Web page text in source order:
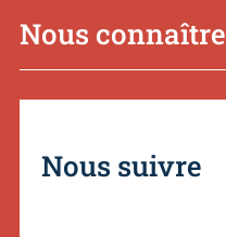
Nous connaître
Nous suivre